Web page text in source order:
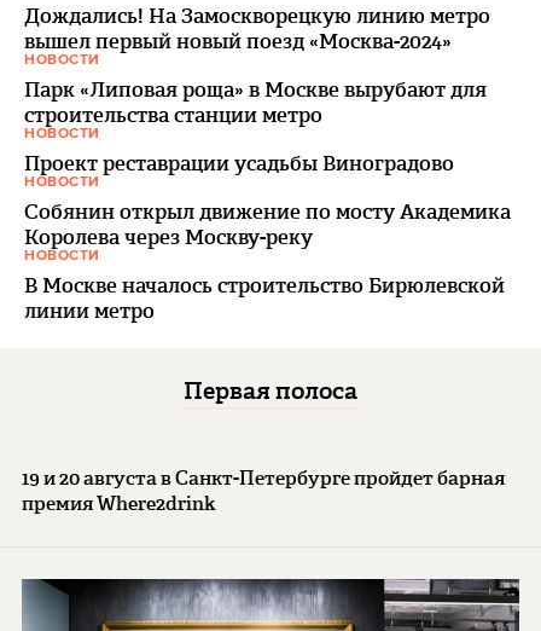
Дождались! На Замоскворецкую линию метро
вышел первый новый поезд «Москва-2024»
НОВОСТИ
Парк «Липовая роща» в Москве вырубают для
строительства станции метро
НОВОСТИ
Проект реставрации усадьбы Виноградово
НОВОСТИ
Собянин открыл движение по мосту Академика
Королева через Москву-реку
НОВОСТИ
В Москве началось строительство Бирюлевской
линии метро
Первая полоса
19 и 20 августа в Санкт-Петербурге пройдет барная
премия Where2drink